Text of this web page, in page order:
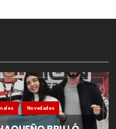
Novedades